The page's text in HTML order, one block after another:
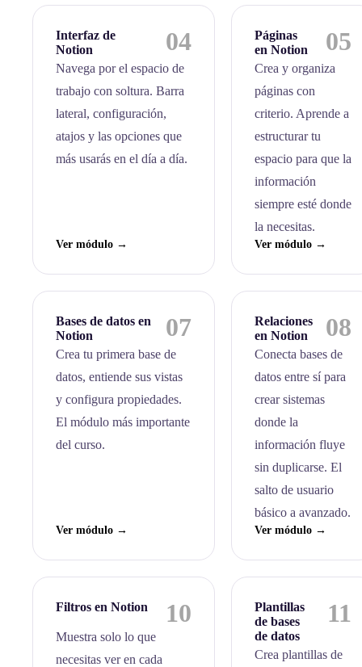
Interfaz de
Notion
04
Navega por el espacio de
trabajo con soltura. Barra
lateral, configuración,
atajos y las opciones que
más usarás en el día a día.
Ver módulo →
Páginas
en Notion
05
Crea y organiza
páginas con
criterio. Aprende a
estructurar tu
espacio para que la
información
siempre esté donde
la necesitas.
Ver módulo →
Bases de datos en
Notion
07
Crea tu primera base de
datos, entiende sus vistas
y configura propiedades.
El módulo más importante
del curso.
Ver módulo →
Relaciones
en Notion
08
Conecta bases de
datos entre sí para
crear sistemas
donde la
información fluye
sin duplicarse. El
salto de usuario
básico a avanzado.
Ver módulo →
Filtros en Notion 10
Muestra solo lo que
necesitas ver en cada
Plantillas
de bases
de datos
11
Crea plantillas de